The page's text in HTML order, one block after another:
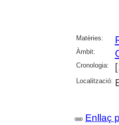
Matèries:
Àmbit:
Cronologia:
Localització:
Enllaç